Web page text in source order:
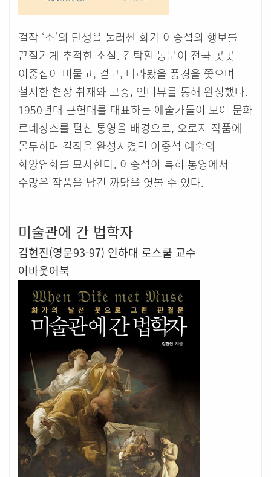
걸작 ‘소’의 탄생을 둘러싼 화가 이중섭의 행보를
끈질기게 추적한 소설. 김탁환 동문이 전국 곳곳
이중섭이 머물고, 걷고, 바라봤을 풍경을 쫓으며
철저한 현장 취재와 고증, 인터뷰를 통해 완성했다.
1950년대 근현대를 대표하는 예술가들이 모여 문화
르네상스를 펼친 통영을 배경으로, 오로지 작품에
몰두하며 걸작을 완성시켰던 이중섭 예술의
화양연화를 묘사한다. 이중섭이 특히 통영에서
수많은 작품을 남긴 까닭을 엿볼 수 있다.
미술관에 간 법학자
김현진(영문93-97) 인하대 로스쿨 교수
어바웃어북